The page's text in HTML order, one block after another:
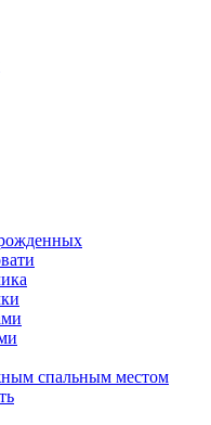
спальным местом